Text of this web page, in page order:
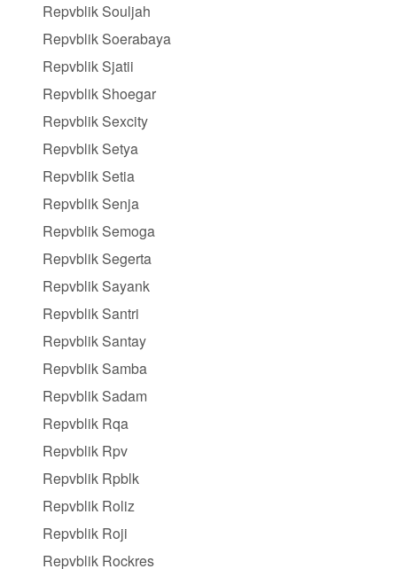
Repvblik Souljah
Repvblik Soerabaya
Repvblik Sjatii
Repvblik Shoegar
Repvblik Sexcity
Repvblik Setya
Repvblik Setia
Repvblik Senja
Repvblik Semoga
Repvblik Segerta
Repvblik Sayank
Repvblik Santri
Repvblik Santay
Repvblik Samba
Repvblik Sadam
Repvblik Rqa
Repvblik Rpv
Repvblik Rpblk
Repvblik Roliz
Repvblik Roji
Repvblik Rockres